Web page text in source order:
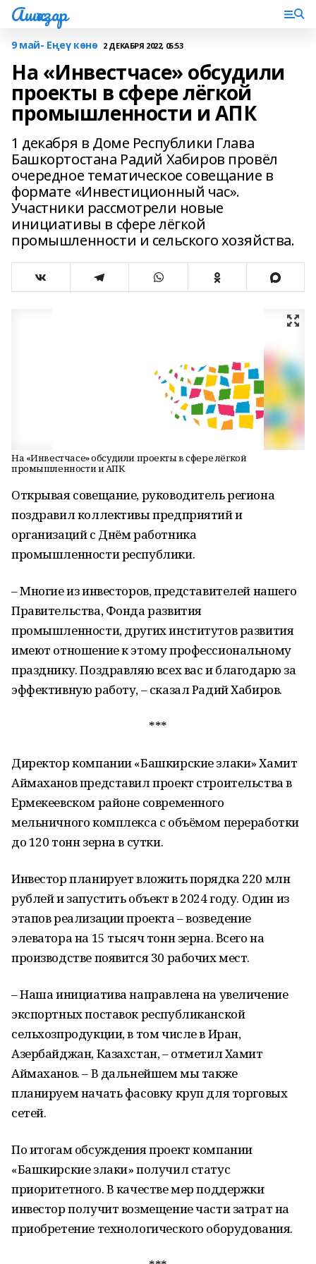
Ашҡаҙар
9 май- Еңеү көнө 2 ДЕКАБРЯ 2022, 05:53
На «Инвестчасе» обсудили
проекты в сфере лёгкой
промышленности и АПК
1 декабря в Доме Республики Глава
Башкортостана Радий Хабиров провёл
очередное тематическое совещание в
формате «Инвестиционный час».
Участники рассмотрели новые
инициативы в сфере лёгкой
промышленности и сельского хозяйства.
На «Инвестчасе» обсудили проекты в сфере лёгкой
промышленности и АПК
Открывая совещание, руководитель региона
поздравил коллективы предприятий и
организаций с Днём работника
промышленности республики.
– Многие из инвесторов, представителей нашего
Правительства, Фонда развития
промышленности, других институтов развития
имеют отношение к этому профессиональному
празднику. Поздравляю всех вас и благодарю за
эффективную работу, – сказал Радий Хабиров.
***
Директор компании «Башкирские злаки» Хамит
Аймаханов представил проект строительства в
Ермекеевском районе современного
мельничного комплекса с объёмом переработки
до 120 тонн зерна в сутки.
Инвестор планирует вложить порядка 220 млн
рублей и запустить объект в 2024 году. Один из
этапов реализации проекта – возведение
элеватора на 15 тысяч тонн зерна. Всего на
производстве появится 30 рабочих мест.
– Наша инициатива направлена на увеличение
экспортных поставок республиканской
сельхозпродукции, в том числе в Иран,
Азербайджан, Казахстан, – отметил Хамит
Аймаханов. – В дальнейшем мы также
планируем начать фасовку круп для торговых
сетей.
По итогам обсуждения проект компании
«Башкирские злаки» получил статус
приоритетного. В качестве мер поддержки
инвестор получит возмещение части затрат на
приобретение технологического оборудования.